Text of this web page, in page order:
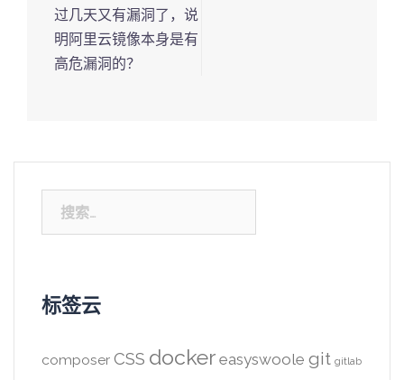
过几天又有漏洞了，说
明阿里云镜像本身是有
高危漏洞的？
索：
标签云
composer CSS docker easyswoole git gitlab